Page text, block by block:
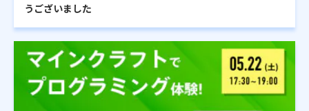
うございました